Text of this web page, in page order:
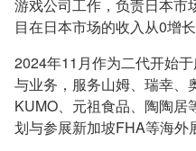
游戏公司工作，负责日本市
目在日本市场的收入从0增
2024年11月作为二代开始
与业务，服务山姆、瑞幸、
KUMO、元祖食品、陶陶
划与参展新加坡FHA等海外